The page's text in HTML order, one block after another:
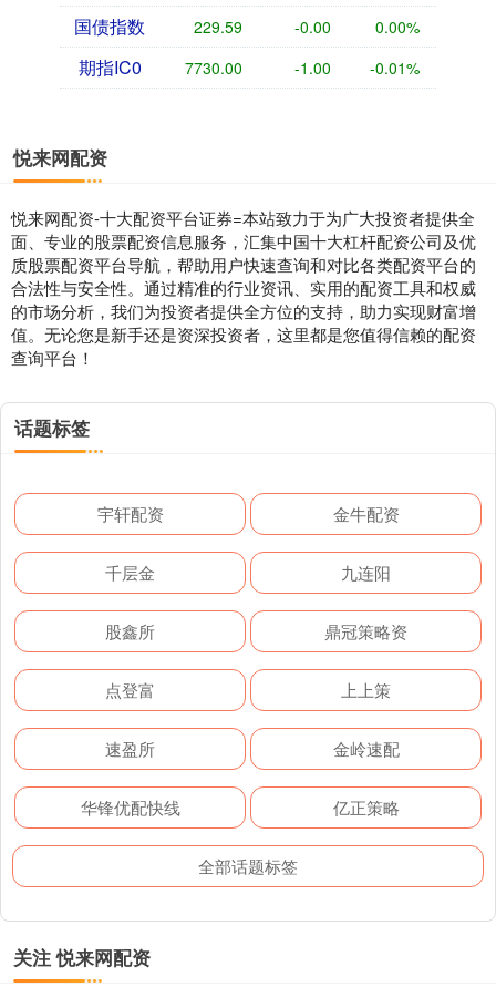
国债指数 229.59 -0.00 0.00%
期指IC0 7730.00 -1.00 -0.01%
悦来网配资
悦来网配资-十大配资平台证券=本站致力于为广大投资者提供全
面、专业的股票配资信息服务，汇集中国十大杠杆配资公司及优
质股票配资平台导航，帮助用户快速查询和对比各类配资平台的
合法性与安全性。通过精准的行业资讯、实用的配资工具和权威
的市场分析，我们为投资者提供全方位的支持，助力实现财富增
值。无论您是新手还是资深投资者，这里都是您值得信赖的配资
查询平台！
话题标签
宇轩配资 金牛配资
千层金 九连阳
股鑫所 鼎冠策略资
点登富 上上策
速盈所 金岭速配
华锋优配快线 亿正策略
全部话题标签
关注 悦来网配资